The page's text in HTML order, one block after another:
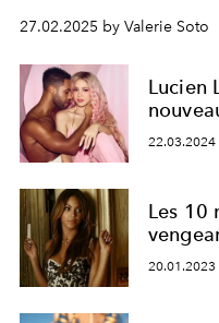
étoile montante.
27.02.2025 by Valerie Soto
Lucien
Les 10
20.01.2023